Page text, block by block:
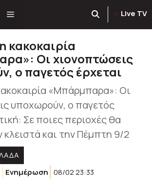
Live TV
κακοκαιρία
Οι χιονοπτώσεις
ο παγετός έρχεται
«Μπάρμπαρα»: Οι
υποχωρούν, ο παγετός
Σε ποιες περιοχές θα
κλειστά και την Πέμπτη 9/2
Ενημέρωση 08/02 23:33